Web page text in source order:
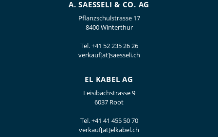
A. SAESSELI & CO. AG
Pflanzschulstrasse 17
8400 Winterthur
Tel.+41 52 235 26 26
verkauf[at]saesseli.ch
EL KABEL AG
Leisibachstrasse 9
6037 Root
Tel.+41 41 455 50 70
verkauf[at]elkabel.ch